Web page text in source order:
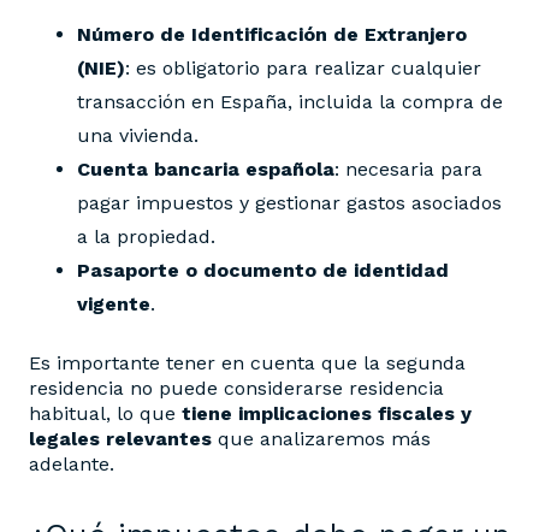
Número de Identificación de Extranjero
(NIE): es obligatorio para realizar cualquier
transacción en España, incluida la compra de
una vivienda.
Cuenta bancaria española: necesaria para
pagar impuestos y gestionar gastos asociados
a la propiedad.
Pasaporte o documento de identidad
vigente.
Es importante tener en cuenta que la segunda
residencia no puede considerarse residencia
habitual, lo que tiene implicaciones fiscales y
legales relevantes que analizaremos más
adelante.